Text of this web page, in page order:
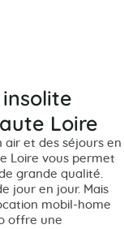
Loire
air et des séjours en
Loire vous permet
grande qualité.
jour en jour. Mais
mobil-home
offre une